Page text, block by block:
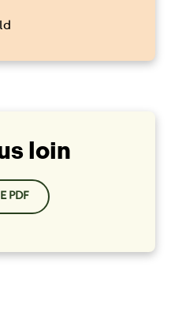
loin
PDF